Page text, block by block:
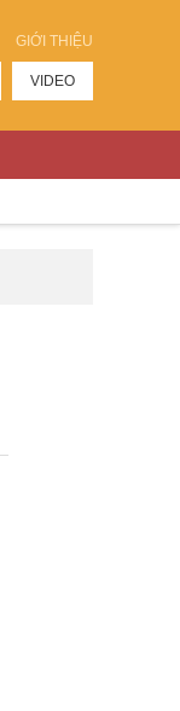
GIỚI THIỆU
VIDEO